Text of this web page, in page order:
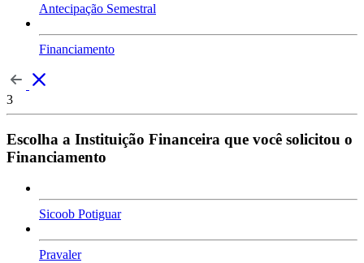
Antecipação Semestral
Financiamento
3
Escolha a Instituição Financeira que você solicitou o
Financiamento
Sicoob Potiguar
Pravaler